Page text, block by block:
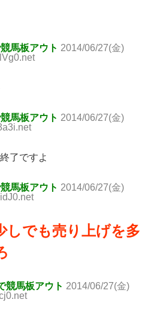
馬板アウト 2014/06/27(金)
馬板アウト 2014/06/27(金)
了ですよ
馬板アウト 2014/06/27(金)
しでも売り上げを多
競馬板アウト 2014/06/27(金)